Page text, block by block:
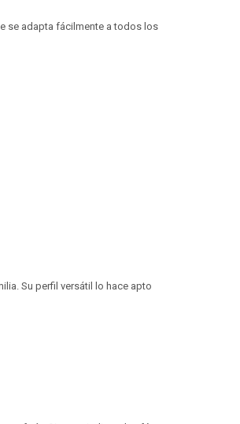
se adapta fácilmente a todos los
Su perfil versátil lo hace apto